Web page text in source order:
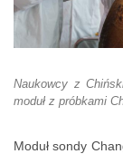
Naukowcy z
moduł z próbkami
Moduł sondy